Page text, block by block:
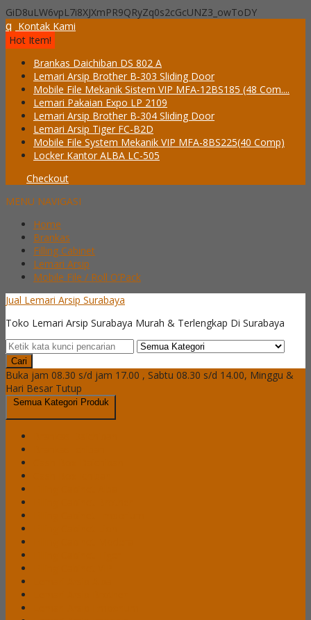
GiD8uLW6vpL7i8XJXmPR9QRyZq0s2cGcUNZ3_owToDY
q Kontak Kami
Hot Item!
Brankas Daichiban DS 802 A
Lemari Arsip Brother B-303 Sliding Door
Mobile File Mekanik Sistem VIP MFA-12BS185 (48 Com....
Lemari Pakaian Expo LP 2109
Lemari Arsip Brother B-304 Sliding Door
Lemari Arsip Tiger FC-B2D
Mobile File System Mekanik VIP MFA-8BS225(40 Comp)
Locker Kantor ALBA LC-505
Checkout
MENU NAVIGASI
Home
Brankas
Filling Cabinet
Lemari Arsip
Mobile File / Roll O’Pack
Jual Lemari Arsip Surabaya
Toko Lemari Arsip Surabaya Murah & Terlengkap Di Surabaya
Cari
Buka jam 08.30 s/d jam 17.00 , Sabtu 08.30 s/d 14.00, Minggu &
Hari Besar Tutup
Semua Kategori Produk